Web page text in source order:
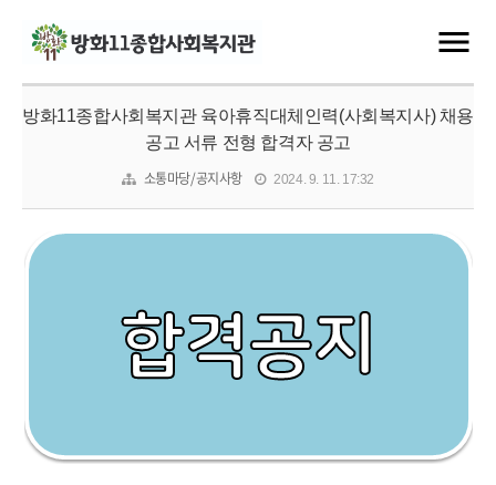
방화11종합사회복지관 육아휴직대체인력(사회복지사) 채용
공고 서류 전형 합격자 공고
소통마당/공지사항 2024. 9. 11. 17:32